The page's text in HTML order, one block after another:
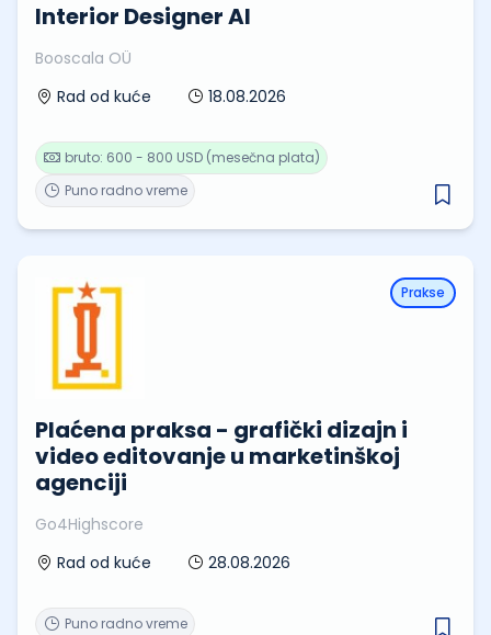
Interior Designer AI
Booscala OÜ
Rad od kuće
18.08.2026
Puno radno vreme
bruto: 600 - 800 USD (mesečna plata)
Prakse
Plaćena praksa - grafički dizajn i
video editovanje u marketinškoj
agenciji
Go4Highscore
Rad od kuće
28.08.2026
Puno radno vreme